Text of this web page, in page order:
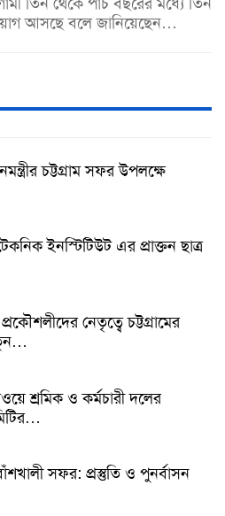
আসছে বলে জানিয়েছেন…
চট্টগ্রাম সফর উপলক্ষে
ইনস্টিটিউট এর প্রাক্তন ছাত্র
নেতৃত্বে চট্টগ্রামের
শ্রমিক ও কর্মচারী দলের
বাঁশখালী সফর: প্রস্তুতি ও পুনর্বাসন